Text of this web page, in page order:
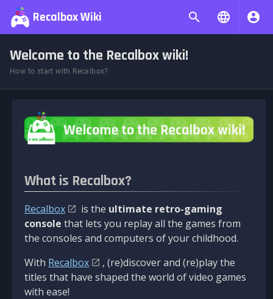
Recalbox Wiki
Welcome to the Recalbox wiki!
How to start with Recalbox?
What is Recalbox?
Recalbox is the ultimate retro-gaming
console that lets you replay all the games from
the consoles and computers of your childhood.
With Recalbox
, (re)discover and (re)play the
titles that have shaped the world of video games
with ease!